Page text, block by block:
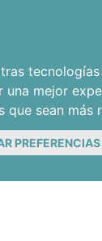
una mejor
que sean más
PREFERENCIAS